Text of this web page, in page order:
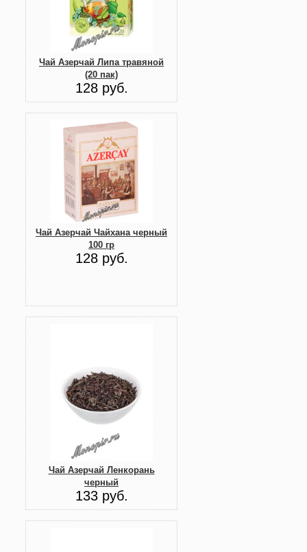
Чай Азерчай Липа травяной
(20 пак)
128 руб.
Чай Азерчай Чайхана черный
100 гр
128 руб.
Чай Азерчай Ленкорань
черный
133 руб.